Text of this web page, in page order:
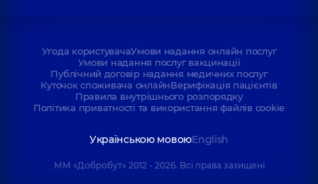
Угода користувачаУмови надання онлайн послуг
Умови надання послуг вакцинації
Публічний договір надання медичних послуг
Куточок споживача онлайнВерифікація пацієнтів
Правила внутрішнього розпорядку
Політика приватності та використання файлів cookie
Українською мовоюEnglish
ММ «Добробут» 2012 - 2026. Всі права захищені